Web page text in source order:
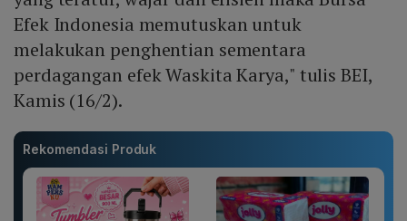
Efek Indonesia memutuskan untuk
melakukan penghentian sementara
perdagangan efek Waskita Karya," tulis BEI,
Kamis (16/2).
Rekomendasi Produk